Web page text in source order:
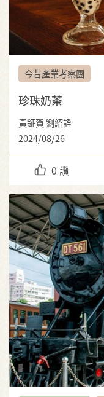
今昔產業考察團
珍珠奶茶
黃鉦賀 劉紹詮
2024/08/26
0 讚